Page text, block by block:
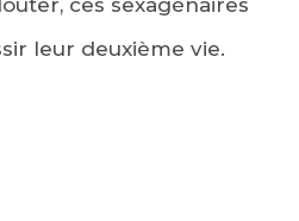
leur deuxième vie.